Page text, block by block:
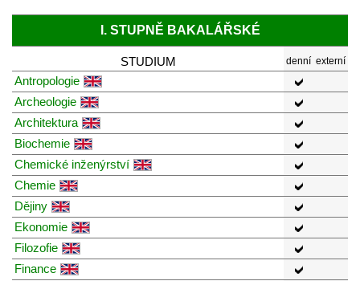
I. STUPNĚ BAKALÁŘSKÉ
STUDIUM denní externí
Antropologie
Archeologie
Architektura
Biochemie
Chemické inženýrství
Chemie
Dějiny
Ekonomie
Filozofie
Finance